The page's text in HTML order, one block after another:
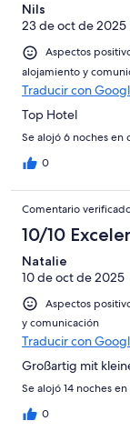
Nils
23 de oct de 2025
Aspectos
alojamiento y
Traducir con
Top Hotel
Se alojó 6 noches
0
Comentario
10/10
Natalie
10 de oct de 2025
Aspectos
y comunicación
Traducir con
Großartig mit
Se alojó 14 noches
0